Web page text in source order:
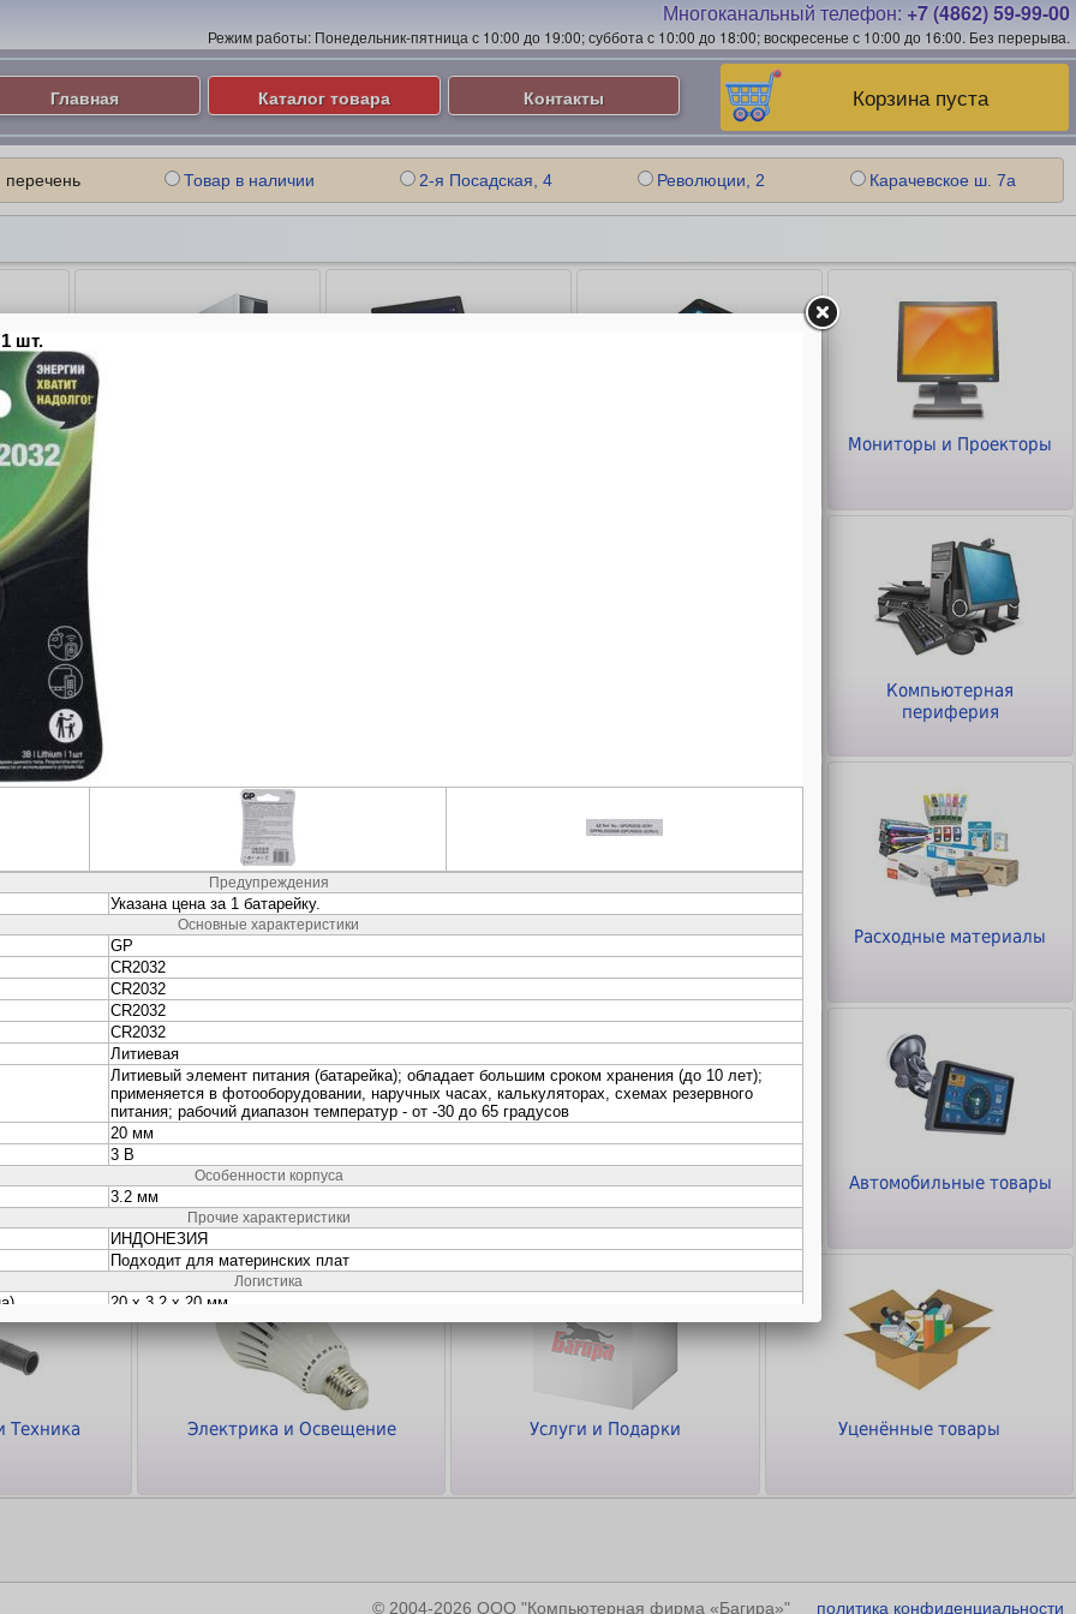
Многоканальный телефон: +7 (4862) 59-99-00
Режим работы: Понедельник-пятница с 10:00 до 19:00; суббота с 10:00 до 18:00; воскресенье с 10:00 до 16:00. Без перерыва.
Корзина пуста
Главная Каталог товара Контакты
Товар в наличии 2-я Посадская, 4 Революции, 2 Карачевское ш. 7а
Компьютеры и Серверы Мониторы и Проекторы
Колонки и Акустические
Компьютерная
периферия
Видеонаблюдение и
Безопасность
Электропитание и
Аккумуляторы
Офисное оборудование Расходные материалы
Кабели и Переходники
Программное
обеспечение
ТВ - Видео - Аудио -
Фото
Автомобильные товары
Техника Электрика и Освещение Услуги и Подарки Уценённые товары
© 2004-2026 ООО "Компьютерная фирма «Багира»" политика конфиденциальности